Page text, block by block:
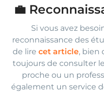
💼
Si vous avez
reconnaissance des
de lire cet article, bien
toujours de consulter
proche ou un
également un service